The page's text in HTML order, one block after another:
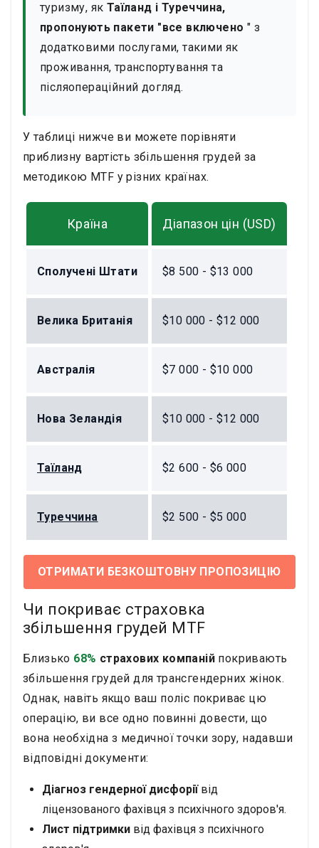
туризму, як Таїланд і Туреччина,
пропонують пакети "все включено " з
додатковими послугами, такими як
проживання, транспортування та
післяопераційний догляд.
У таблиці нижче ви можете порівняти
приблизну вартість збільшення грудей за
методикою MTF у різних країнах.
Країна Діапазон цін (USD)
Сполучені Штати $8 500 - $13 000
Велика Британія $10 000 - $12 000
Австралія $7 000 - $10 000
Нова Зеландія $10 000 - $12 000
Таїланд $2 600 - $6 000
Туреччина $2 500 - $5 000
ОТРИМАТИ БЕЗКОШТОВНУ ПРОПОЗИЦІЮ
Чи покриває страховка
збільшення грудей MTF
Близько 68% страхових компаній покривають
збільшення грудей для трансгендерних жінок.
Однак, навіть якщо ваш поліс покриває цю
операцію, ви все одно повинні довести, що
вона необхідна з медичної точки зору, надавши
відповідні документи:
Діагноз гендерної дисфоріївід
ліцензованого фахівця з психічного здоров'я.
Лист підтримки від фахівця з психічного